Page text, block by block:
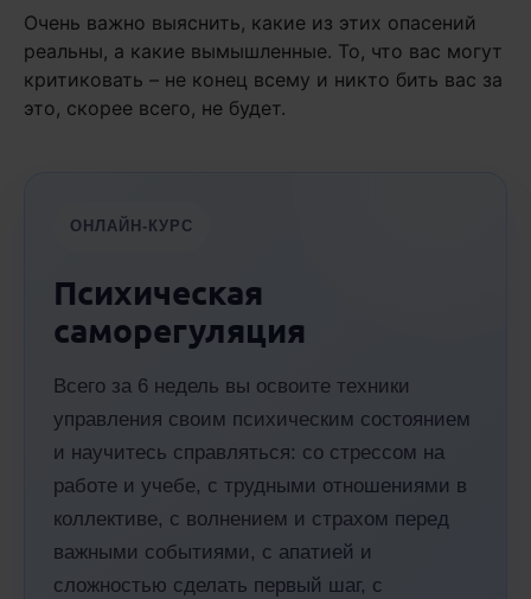
Очень важно выяснить, какие из этих опасений
реальны, а какие вымышленные. То, что вас могут
критиковать – не конец всему и никто бить вас за
это, скорее всего, не будет.
ОНЛАЙН-КУРС
Психическая
саморегуляция
Всего за 6 недель вы освоите техники
управления своим психическим состоянием
и научитесь справляться: со стрессом на
работе и учебе, с трудными отношениями в
коллективе, с волнением и страхом перед
важными событиями, с апатией и
сложностью сделать первый шаг, с